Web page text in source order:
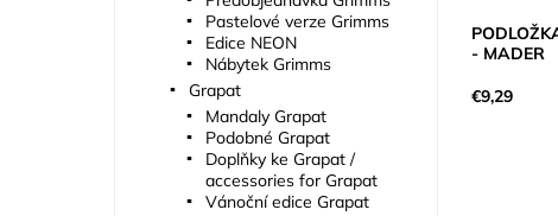
- MADER
€9,29
Pastelové verze Grimms
Edice NEON
Nábytek Grimms
Grapat
Mandaly Grapat
Podobné Grapat
Doplňky ke Grapat /
accessories for Grapat
Vánoční edice Grapat